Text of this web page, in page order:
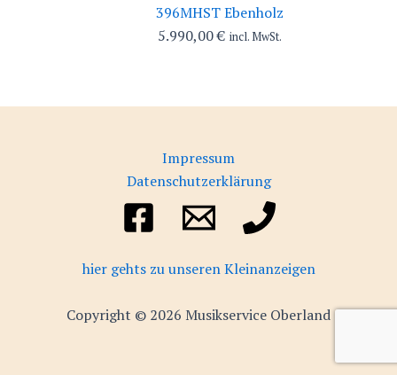
396MHST Ebenholz
5.990,00€ incl. MwSt.
Impressum
Datenschutzerklärung
hier gehts zu unseren Kleinanzeigen
Copyright © 2026 Musikservice Oberland